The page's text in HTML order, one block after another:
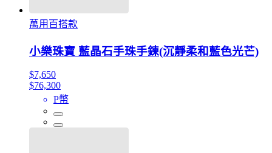
萬用百搭款
小樂珠寶 藍晶石手珠手鍊(沉靜柔和藍色光芒)
$7,650
$76,300
P幣